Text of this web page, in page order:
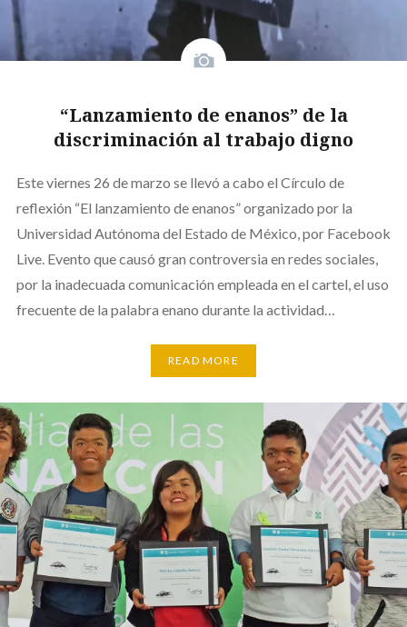
“Lanzamiento de enanos” de la
discriminación al trabajo digno
Este viernes 26 de marzo se llevó a cabo el Círculo de
reflexión “El lanzamiento de enanos” organizado por la
Universidad Autónoma del Estado de México, por Facebook
Live. Evento que causó gran controversia en redes sociales,
por la inadecuada comunicación empleada en el cartel, el uso
frecuente de la palabra enano durante la actividad…
READ MORE